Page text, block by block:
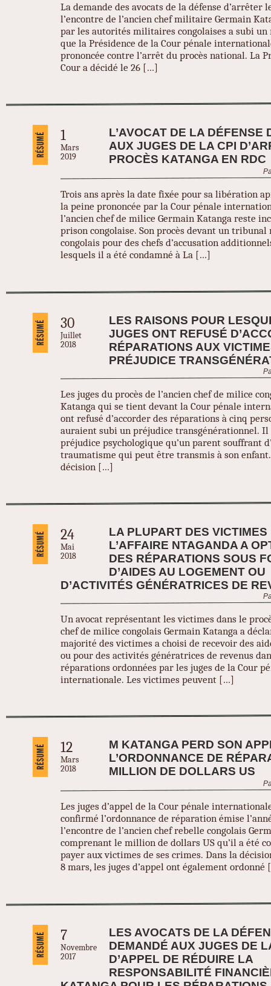
La demande des avocats de la défense d’arrêter
l’encontre de l’ancien chef militaire Germain
par les autorités militaires congolaises a subi un
que la Présidence de la Cour pénale
prononcée contre l’arrêt du procès national. La
Cour a décidé le 26 […]
1
Mars
2019
L’AVOCAT DE LA DÉFENSE
AUX JUGES DE LA CPI
PROCÈS KATANGA EN RDC
Trois ans après la date fixée pour sa libération
la peine prononcée par la Cour pénale
l’ancien chef de milice Germain Katanga reste
prison congolaise. Son procès devant un
congolais pour des chefs d’accusation
lesquels il a été condamné à La […]
30
Juillet
2018
LES RAISONS POUR
JUGES ONT REFUSÉ
RÉPARATIONS AUX
PRÉJUDICE
Les juges du procès de l’ancien chef de milice
Katanga qui se tient devant la Cour pénale
ont refusé d’accorder des réparations à cinq
auraient subi un préjudice transgénérationnel. Il
préjudice psychologique qu’un parent souffrant
traumatisme qui peut être transmis à son
décision […]
24
Mai
2018
LA PLUPART DES VICTIMES
L’AFFAIRE NTAGANDA A
DES RÉPARATIONS SOUS
D’AIDES AU LOGEMENT OU
D’ACTIVITÉS GÉNÉRATRICES DE
Un avocat représentant les victimes dans le
chef de milice congolais Germain Katanga a
majorité des victimes a choisi de recevoir des
ou pour des activités génératrices de revenus
réparations ordonnées par les juges de la Cour
internationale. Les victimes peuvent […]
12
Mars
2018
M KATANGA PERD SON
L’ORDONNANCE DE
MILLION DE DOLLARS US
Les juges d’appel de la Cour pénale
confirmé l’ordonnance de réparation émise
l’encontre de l’ancien chef rebelle congolais
comprenant le million de dollars US qu’il a été
payer aux victimes de ses crimes. Dans la
8 mars, les juges d’appel ont également
7
Novembre
2017
LES AVOCATS DE LA
DEMANDÉ AUX JUGES DE
D’APPEL DE RÉDUIRE LA
RESPONSABILITÉ